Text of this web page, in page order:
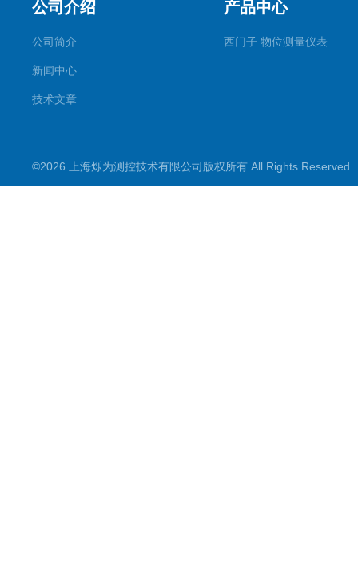
公司介绍
公司简介
新闻中心
技术文章
产品中心
西门子 物位测量仪表
©2026 上海烁为测控技术有限公司版权所有 All Rights